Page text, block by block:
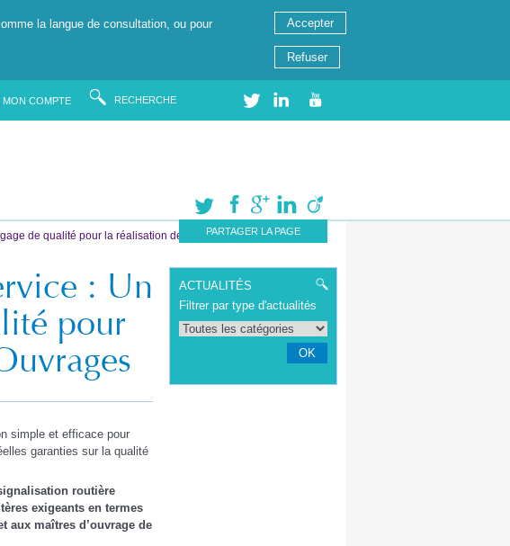
la langue de consultation, ou pour
Accepter
Refuser
MON COMPTE RECHERCHE
PARTAGER LA PAGE
de qualité pour la réalisation de vos Ouvrages
: Un
pour
simple et efficace pour
garanties sur la qualité
routière
exigeants en termes
aux maîtres d’ouvrage de
ACTUALITÉS
Filtrer par type d'actualités
OK